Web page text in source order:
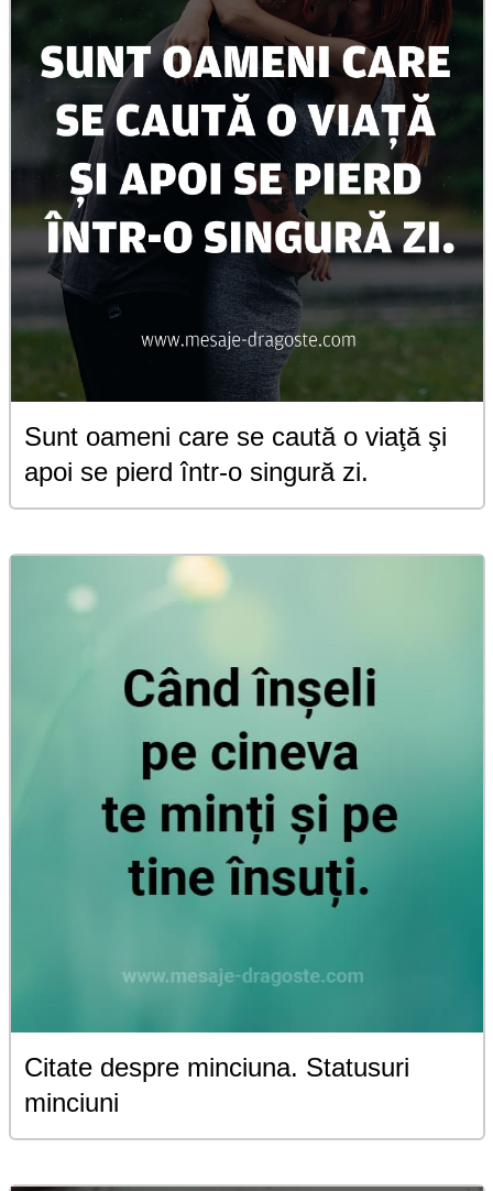
Sunt oameni care se caută o viaţă şi
apoi se pierd într-o singură zi.
Citate despre minciuna. Statusuri
minciuni